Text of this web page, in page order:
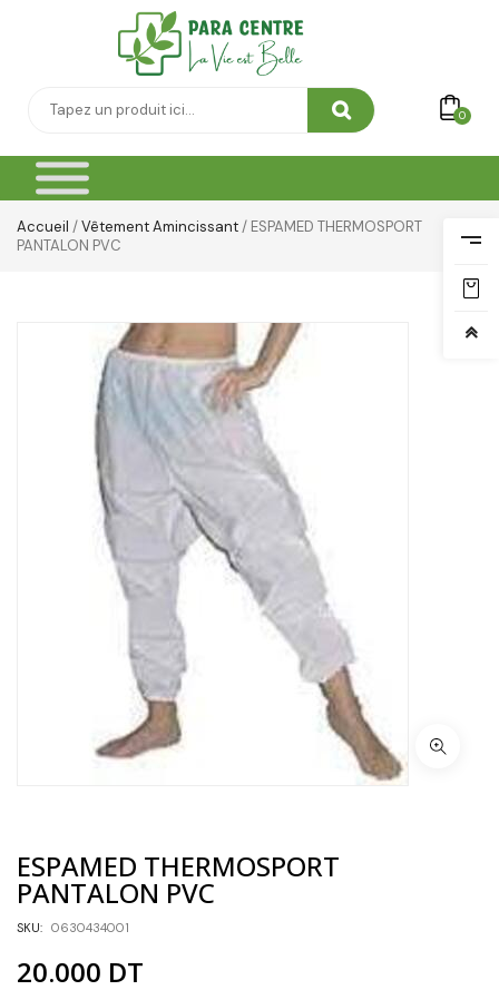
0
Accueil /Vêtement Amincissant/ ESPAMED THERMOSPORT
PANTALON PVC
ESPAMED THERMOSPORT
PANTALON PVC
SKU: 0630434001
20.000 DT
Vêtement Amincissant